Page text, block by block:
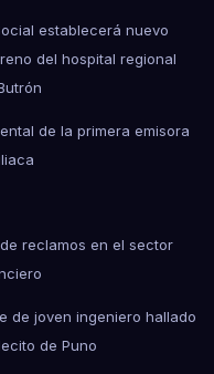
establecerá nuevo
del hospital regional
de la primera emisora
reclamos en el sector
de joven ingeniero hallado
de Puno